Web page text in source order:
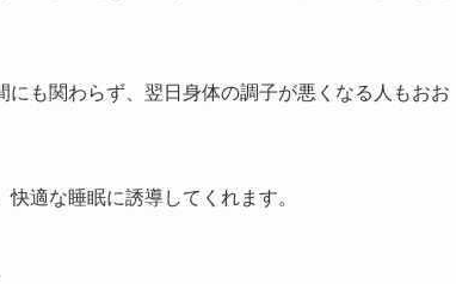
も関わらず、翌日身体の調子が悪くなる人もおお
適な睡眠に誘導してくれます。